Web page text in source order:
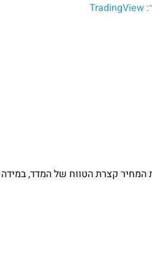
TradingView
קצרת הטווח של המדד,